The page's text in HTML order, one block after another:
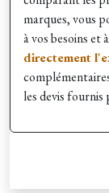
marques, vous
à vos besoins et
directement
les devis